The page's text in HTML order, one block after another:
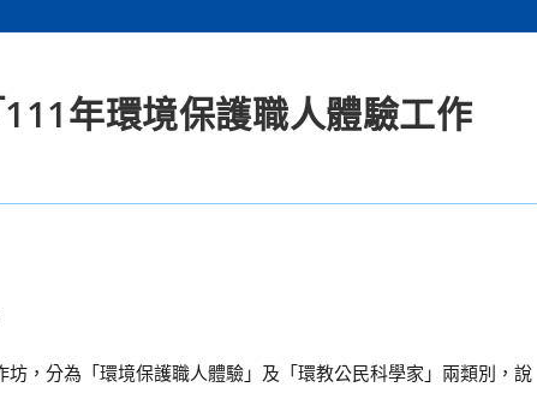
年環境保護職人體驗工作
，分為「環境保護職人體驗」及「環教公民科學家」兩類別，說